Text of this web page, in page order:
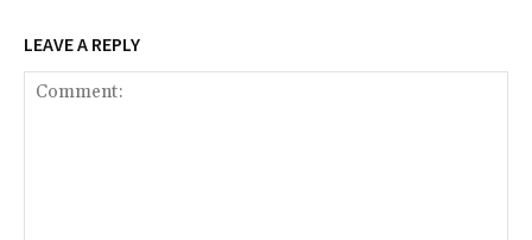
LEAVE A REPLY